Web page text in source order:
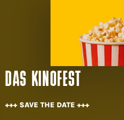
DAS KINOFEST
+++ SAVE THE DATE +++